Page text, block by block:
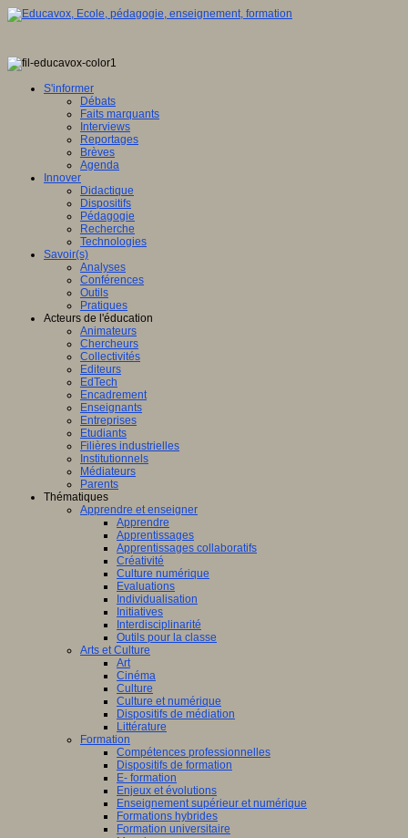
S'informer
Débats
Faits marquants
Interviews
Reportages
Brèves
Agenda
Innover
Didactique
Dispositifs
Pédagogie
Recherche
Technologies
Savoir(s)
Analyses
Conférences
Outils
Pratiques
Acteurs de l'éducation
Animateurs
Chercheurs
Collectivités
Editeurs
EdTech
Encadrement
Enseignants
Entreprises
Etudiants
Filières industrielles
Institutionnels
Médiateurs
Parents
Thématiques
Apprendre et enseigner
Apprendre
Apprentissages
Apprentissages collaboratifs
Créativité
Culture numérique
Evaluations
Individualisation
Initiatives
Interdisciplinarité
Outils pour la classe
Arts et Culture
Art
Cinéma
Culture
Culture et numérique
Dispositifs de médiation
Littérature
Formation
Compétences professionnelles
Dispositifs de formation
E- formation
Enjeux et évolutions
Enseignement supérieur et numérique
Formations hybrides
Formation universitaire